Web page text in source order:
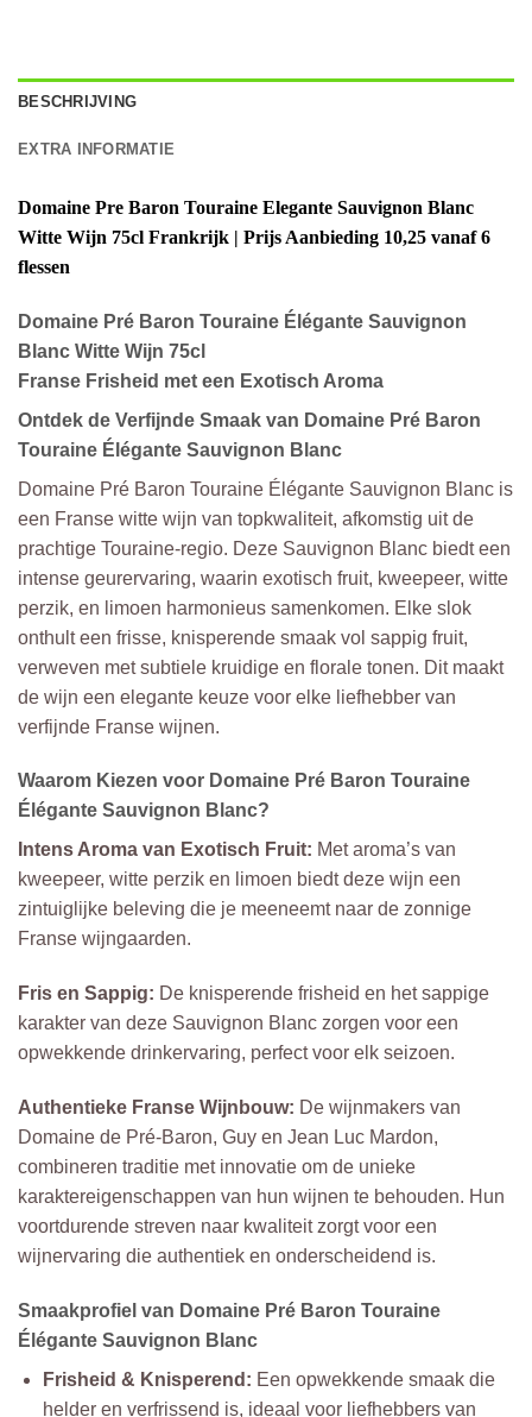
BESCHRIJVING
EXTRA INFORMATIE
Domaine Pre Baron Touraine Elegante Sauvignon Blanc
Witte Wijn 75cl Frankrijk | Prijs Aanbieding 10,25 vanaf 6
flessen
Domaine Pré Baron Touraine Élégante Sauvignon
Blanc Witte Wijn 75cl
Franse Frisheid met een Exotisch Aroma
Ontdek de Verfijnde Smaak van Domaine Pré Baron
Touraine Élégante Sauvignon Blanc
Domaine Pré Baron Touraine Élégante Sauvignon Blanc is
een Franse witte wijn van topkwaliteit, afkomstig uit de
prachtige Touraine-regio. Deze Sauvignon Blanc biedt een
intense geurervaring, waarin exotisch fruit, kweepeer, witte
perzik, en limoen harmonieus samenkomen. Elke slok
onthult een frisse, knisperende smaak vol sappig fruit,
verweven met subtiele kruidige en florale tonen. Dit maakt
de wijn een elegante keuze voor elke liefhebber van
verfijnde Franse wijnen.
Waarom Kiezen voor Domaine Pré Baron Touraine
Élégante Sauvignon Blanc?
Intens Aroma van Exotisch Fruit: Met aroma’s van
kweepeer, witte perzik en limoen biedt deze wijn een
zintuiglijke beleving die je meeneemt naar de zonnige
Franse wijngaarden.
Fris en Sappig: De knisperende frisheid en het sappige
karakter van deze Sauvignon Blanc zorgen voor een
opwekkende drinkervaring, perfect voor elk seizoen.
Authentieke Franse Wijnbouw: De wijnmakers van
Domaine de Pré-Baron, Guy en Jean Luc Mardon,
combineren traditie met innovatie om de unieke
karaktereigenschappen van hun wijnen te behouden. Hun
voortdurende streven naar kwaliteit zorgt voor een
wijnervaring die authentiek en onderscheidend is.
Smaakprofiel van Domaine Pré Baron Touraine
Élégante Sauvignon Blanc
Frisheid & Knisperend: Een opwekkende smaak die
helder en verfrissend is, ideaal voor liefhebbers van